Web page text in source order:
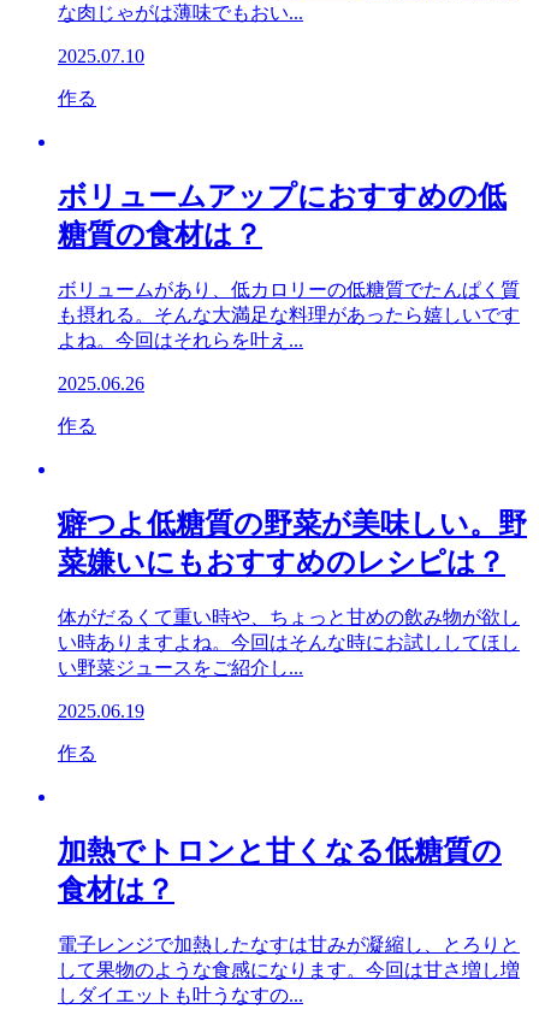
な肉じゃがは薄味でもおい...
2025.07.10
作る
ボリュームアップにおすすめの低
糖質の食材は？
ボリュームがあり、低カロリーの低糖質でたんぱく質
も摂れる。そんな大満足な料理があったら嬉しいです
よね。今回はそれらを叶え...
2025.06.26
作る
癖つよ低糖質の野菜が美味しい。野
菜嫌いにもおすすめのレシピは？
体がだるくて重い時や、ちょっと甘めの飲み物が欲し
い時ありますよね。今回はそんな時にお試ししてほし
い野菜ジュースをご紹介し...
2025.06.19
作る
加熱でトロンと甘くなる低糖質の
食材は？
電子レンジで加熱したなすは甘みが凝縮し、とろりと
して果物のような食感になります。今回は甘さ増し増
しダイエットも叶うなすの...